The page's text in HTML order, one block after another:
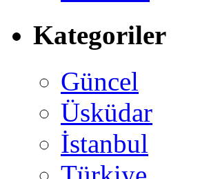
Kategoriler
Güncel
Üsküdar
İstanbul